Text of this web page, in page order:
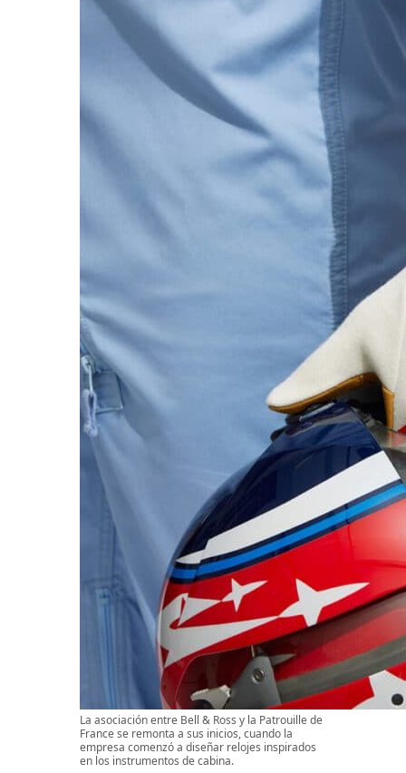
La asociación entre Bell & Ross y la Patrouille de
France se remonta a sus inicios, cuando la
empresa comenzó a diseñar relojes inspirados
en los instrumentos de cabina.